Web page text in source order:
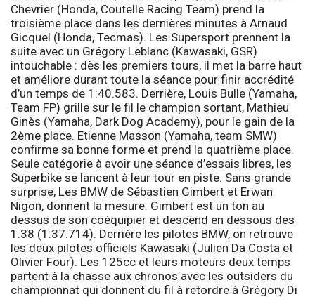
Chevrier (Honda, Coutelle Racing Team) prend la
troisième place dans les dernières minutes à Arnaud
Gicquel (Honda, Tecmas). Les Supersport prennent la
suite avec un Grégory Leblanc (Kawasaki, GSR)
intouchable : dès les premiers tours, il met la barre haut
et améliore durant toute la séance pour finir accrédité
d’un temps de 1:40.583. Derrière, Louis Bulle (Yamaha,
Team FP) grille sur le fil le champion sortant, Mathieu
Ginès (Yamaha, Dark Dog Academy), pour le gain de la
2ème place. Etienne Masson (Yamaha, team SMW)
confirme sa bonne forme et prend la quatrième place.
Seule catégorie à avoir une séance d’essais libres, les
Superbike se lancent à leur tour en piste. Sans grande
surprise, Les BMW de Sébastien Gimbert et Erwan
Nigon, donnent la mesure. Gimbert est un ton au
dessus de son coéquipier et descend en dessous des
1:38 (1:37.714). Derrière les pilotes BMW, on retrouve
les deux pilotes officiels Kawasaki (Julien Da Costa et
Olivier Four). Les 125cc et leurs moteurs deux temps
partent à la chasse aux chronos avec les outsiders du
championnat qui donnent du fil à retordre à Grégory Di